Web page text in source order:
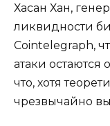
Хасан Хан,
ликвидности
Cointelegraph,
атаки
что, хотя
чрезвычайно